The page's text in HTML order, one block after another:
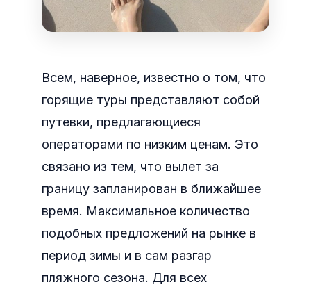
Всем, наверное, известно о том, что
горящие туры представляют собой
путевки, предлагающиеся
операторами по низким ценам. Это
связано из тем, что вылет за
границу запланирован в ближайшее
время. Максимальное количество
подобных предложений на рынке в
период зимы и в сам разгар
пляжного сезона. Для всех